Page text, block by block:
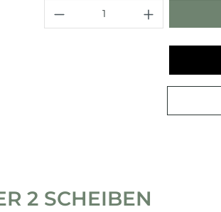
Produkt Anzahl:
2 SCHEIBEN